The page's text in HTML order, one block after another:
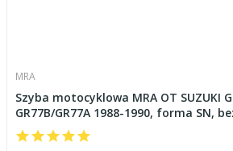
MRA
Szyba motocyklowa MRA OT SUZUKI
GR77B/GR77A 1988-1990, forma SN,